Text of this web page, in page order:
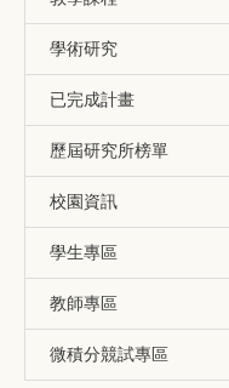
學術研究
已完成計畫
歷屆研究所榜單
校園資訊
學生專區
教師專區
微積分競試專區